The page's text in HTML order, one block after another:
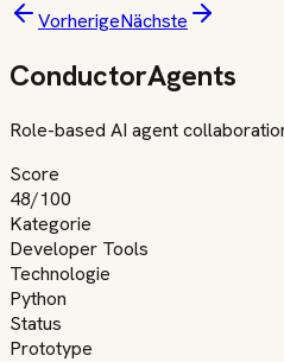
VorherigeNächste
ConductorAgents
Role-based AI agent
Score
48/100
Kategorie
Developer Tools
Technologie
Python
Status
Prototype